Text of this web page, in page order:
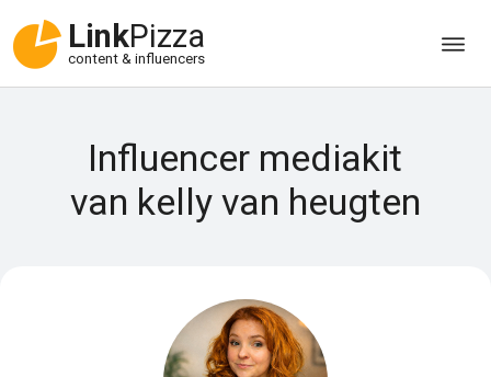
LinkPizza
content & influencers
Influencer mediakit
van kelly van heugten